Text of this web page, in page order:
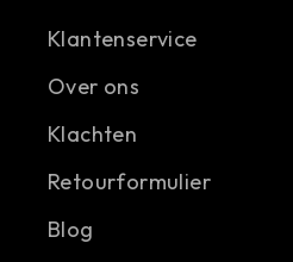
Klantenservice
Over ons
Klachten
Retourformulier
Blog